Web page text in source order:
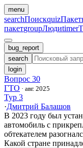
menu
searchПоискquiz
пакетgroupЛюдиtimer
bug_report
search
login
Вопрос 30
ГТО · авг. 2025
Тур 3
·Дмитрий Балашов
В 2023 году был
автомобиль с
обтекателем
Какой стране